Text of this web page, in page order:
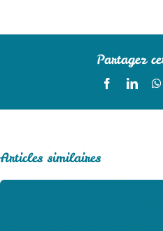
Partagez
Facebook
Articles similaires